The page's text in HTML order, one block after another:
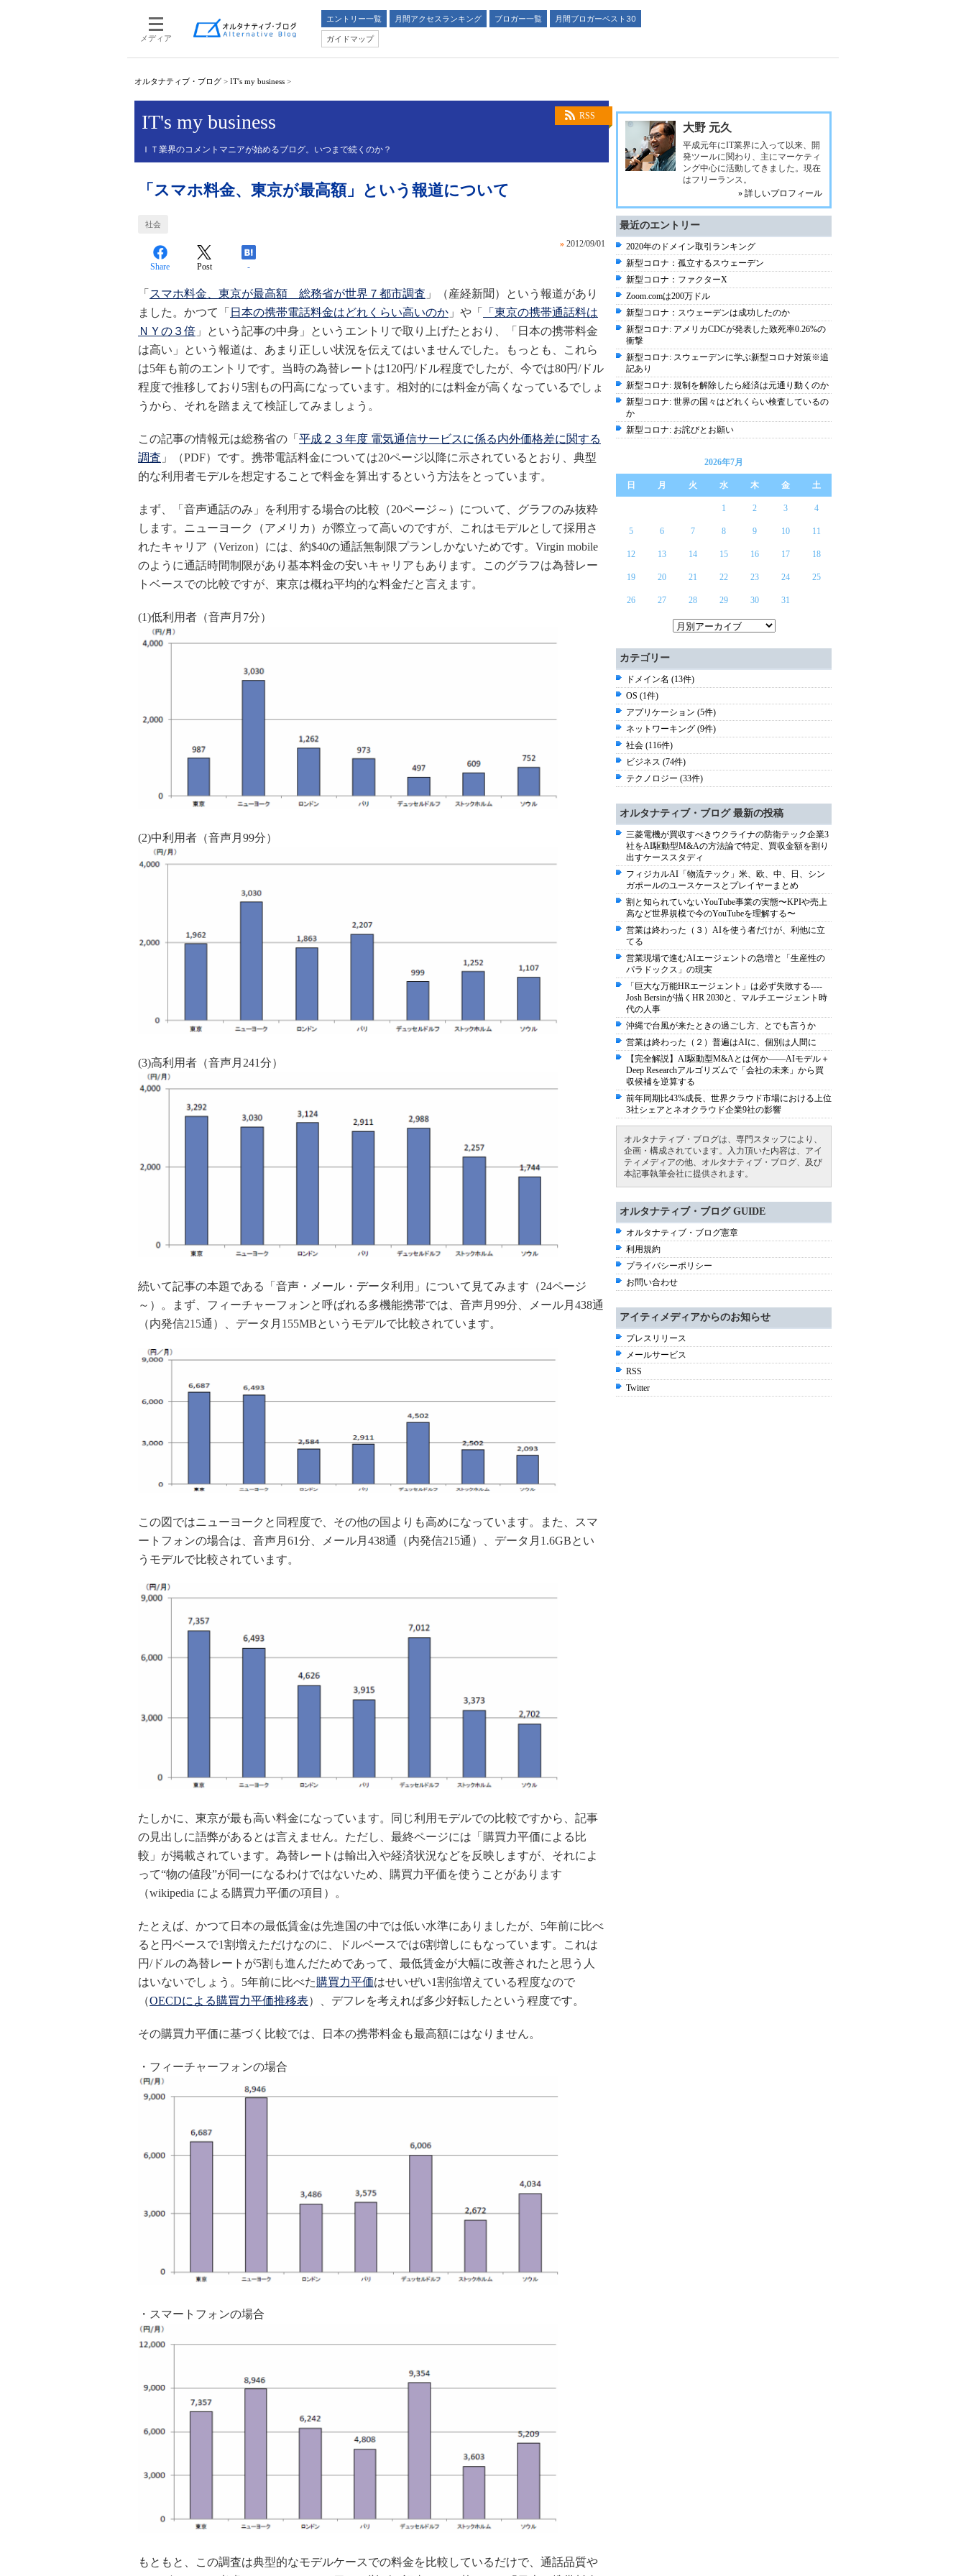
メディア
エントリー一覧 月間アクセスランキング ブロガー一覧
月間ブロガーベスト30
ガイドマップ
オルタナティブ・ブログ > IT's my business >
RSS
IT's my business
ＩＴ業界のコメントマニアが始めるブログ。いつまで続くのか？
「スマホ料金、東京が最高額」という報道について
社会
» 2012/09/01
Share Post -
「 スマホ料金、東京が最高額 総務省が世界７都市調査 」（産経新聞）という報道があり
ました。かつて「 日本の携帯電話料金はどれくらい高いのか 」や「
「東京の携帯通話料は
ＮＹの３倍 」という記事の中身」というエントリで取り上げたとおり、「日本の携帯料金
は高い」という報道は、あまり正しい状況を伝えてはいませんでした。もっとも、これら
は5年も前のエントリです。当時の為替レートは120円/ドル程度でしたが、今では80円/ドル
程度で推移しており5割もの円高になっています。相対的には料金が高くなっているでしょ
うから、それを踏まえて検証してみましょう。
この記事の情報元は総務省の「 平成２３年度 電気通信サービスに係る内外価格差に関する
調査 」（PDF）です。携帯電話料金については20ページ以降に示されているとおり、典型
的な利用者モデルを想定することで料金を算出するという方法をとっています。
まず、「音声通話のみ」を利用する場合の比較（20ページ～）について、グラフのみ抜粋
します。ニューヨーク（アメリカ）が際立って高いのですが、これはモデルとして採用さ
れたキャリア（Verizon）には、約$40の通話無制限プランしかないためです。Virgin mobile
のように通話時間制限があり基本料金の安いキャリアもあります。このグラフは為替レー
トベースでの比較ですが、東京は概ね平均的な料金だと言えます。
(1)低利用者（音声月7分）
(2)中利用者（音声月99分）
(3)高利用者（音声月241分）
続いて記事の本題である「音声・メール・データ利用」について見てみます（24ページ
～）。まず、フィーチャーフォンと呼ばれる多機能携帯では、音声月99分、メール月438通
（内発信215通）、データ月155MBというモデルで比較されています。
この図ではニューヨークと同程度で、その他の国よりも高めになっています。また、スマ
ートフォンの場合は、音声月61分、メール月438通（内発信215通）、データ月1.6GBとい
うモデルで比較されています。
たしかに、東京が最も高い料金になっています。同じ利用モデルでの比較ですから、記事
の見出しに語弊があるとは言えません。ただし、最終ページには「購買力平価による比
較」が掲載されています。為替レートは輸出入や経済状況などを反映しますが、それによ
って“物の値段”が同一になるわけではないため、購買力平価を使うことがあります
（wikipedia による購買力平価の項目）。
たとえば、かつて日本の最低賃金は先進国の中では低い水準にありましたが、5年前に比べ
ると円ベースで1割増えただけなのに、ドルベースでは6割増しにもなっています。これは
円/ドルの為替レートが5割も進んだためであって、最低賃金が大幅に改善されたと思う人
はいないでしょう。5年前に比べた購買力平価はせいぜい1割強増えている程度なので
（OECDによる購買力平価推移表）、デフレを考えれば多少好転したという程度です。
その購買力平価に基づく比較では、日本の携帯料金も最高額にはなりません。
・フィーチャーフォンの場合
・スマートフォンの場合
もともと、この調査は典型的なモデルケースでの料金を比較しているだけで、通話品質や
大野 元久
平成元年にIT業界に入って以来、開
発ツールに関わり、主にマーケティ
ング中心に活動してきました。現在
はフリーランス。
» 詳しいプロフィール
最近のエントリー
2020年のドメイン取引ランキング
新型コロナ：孤立するスウェーデン
新型コロナ：ファクターX
Zoom.comは200万ドル
新型コロナ：スウェーデンは成功したのか
新型コロナ: アメリカCDCが発表した致死率0.26%の
衝撃
新型コロナ: スウェーデンに学ぶ新型コロナ対策※追
記あり
新型コロナ: 規制を解除したら経済は元通り動くのか
新型コロナ: 世界の国々はどれくらい検査しているの
か
新型コロナ: お詫びとお願い
2026年7月
日 月 火 水 木 金 土
1 2 3 4
5 6 7 8 9 10 11
12 13 14 15 16 17 18
19 20 21 22 23 24 25
26 27 28 29 30 31
カテゴリー
ドメイン名 (13件)
OS (1件)
アプリケーション (5件)
ネットワーキング (9件)
社会 (116件)
ビジネス (74件)
テクノロジー (33件)
オルタナティブ・ブログ 最新の投稿
三菱電機が買収すべきウクライナの防衛テック企業3
社をAI駆動型M&Aの方法論で特定、買収金額を割り
出すケーススタディ
フィジカルAI「物流テック」米、欧、中、日、シン
ガポールのユースケースとプレイヤーまとめ
割と知られていないYouTube事業の実態〜KPIや売上
高など世界規模で今のYouTubeを理解する〜
営業は終わった（３）AIを使う者だけが、利他に立
てる
営業現場で進むAIエージェントの急増と「生産性の
パラドックス」の現実
「巨大な万能HRエージェント」は必ず失敗する----
Josh Bersinが描くHR 2030と、マルチエージェント時
代の人事
沖縄で台風が来たときの過ごし方、とでも言うか
営業は終わった（２）普遍はAIに、個別は人間に
【完全解説】AI駆動型M&Aとは何か――AIモデル＋
Deep Researchアルゴリズムで「会社の未来」から買
収候補を逆算する
前年同期比43%成長、世界クラウド市場における上位
3社シェアとネオクラウド企業9社の影響
オルタナティブ・ブログは、専門スタッフにより、
企画・構成されています。入力頂いた内容は、アイ
ティメディアの他、オルタナティブ・ブログ、及び
本記事執筆会社に提供されます。
オルタナティブ・ブログ GUIDE
オルタナティブ・ブログ憲章
利用規約
プライバシーポリシー
お問い合わせ
アイティメディアからのお知らせ
プレスリリース
メールサービス
RSS
Twitter